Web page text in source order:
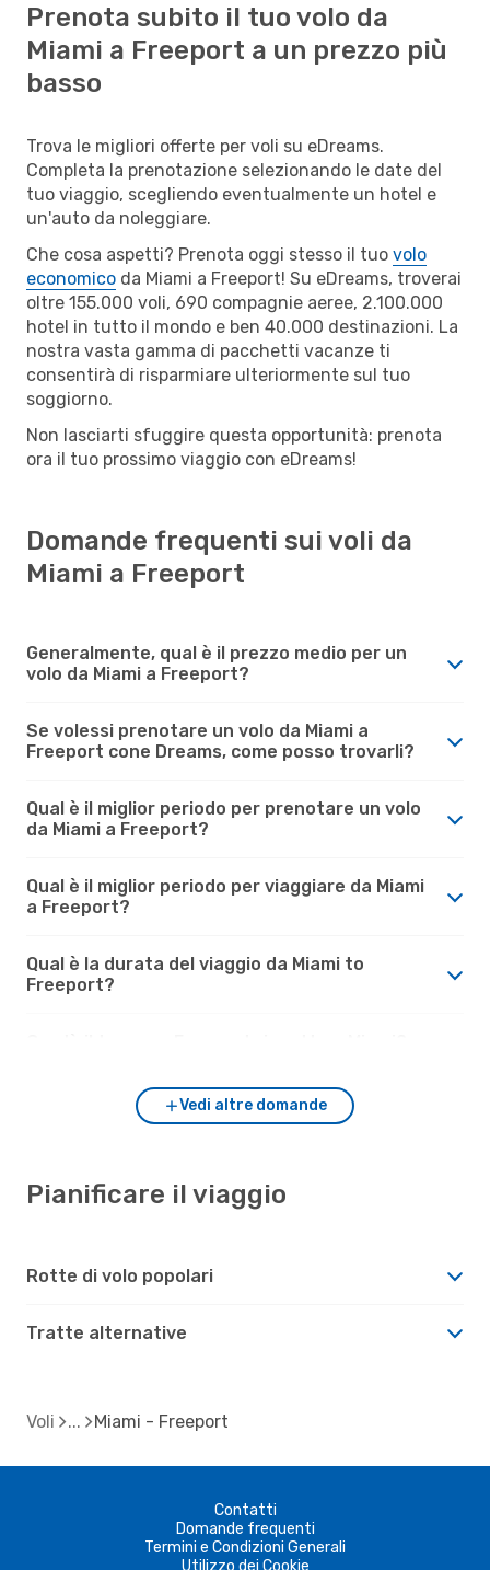
Prenota subito il tuo volo da
Miami a Freeport a un prezzo più
basso
Trova le migliori offerte per voli su eDreams.
Completa la prenotazione selezionando le date del
tuo viaggio, scegliendo eventualmente un hotel e
un'auto da noleggiare.
Che cosa aspetti? Prenota oggi stesso il tuo volo
economico da Miami a Freeport! Su eDreams, troverai
oltre 155.000 voli, 690 compagnie aeree, 2.100.000
hotel in tutto il mondo e ben 40.000 destinazioni. La
nostra vasta gamma di pacchetti vacanze ti
consentirà di risparmiare ulteriormente sul tuo
soggiorno.
Non lasciarti sfuggire questa opportunità: prenota
ora il tuo prossimo viaggio con eDreams!
Domande frequenti sui voli da
Miami a Freeport
Generalmente, qual è il prezzo medio per un
volo da Miami a Freeport?
Se volessi prenotare un volo da Miami a
Freeport cone Dreams, come posso trovarli?
Qual è il miglior periodo per prenotare un volo
da Miami a Freeport?
Qual è il miglior periodo per viaggiare da Miami
a Freeport?
Qual è la durata del viaggio da Miami to
Freeport?
Vedi altre domande
Pianificare il viaggio
Rotte di volo popolari
Tratte alternative
Voli Miami - Freeport
Contatti
Domande frequenti
Termini e Condizioni Generali
Utilizzo dei Cookie